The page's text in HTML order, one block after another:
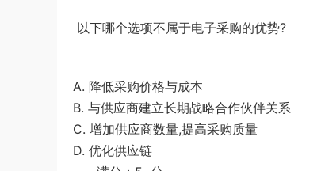
以下哪个选项不属于电子采购的优势?
A. 降低采购价格与成本
B. 与供应商建立长期战略合作伙伴关系
C. 增加供应商数量,提高采购质量
D. 优化供应链